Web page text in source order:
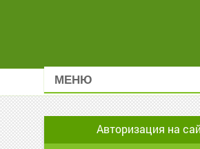
МЕНЮ
Авторизация на